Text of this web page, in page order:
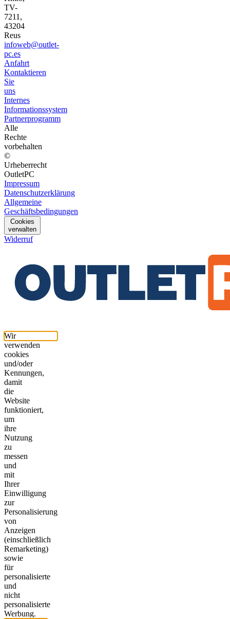
TV-
7211,
43204
Reus
infoweb@outlet-
pc.es
Anfahrt
Kontaktieren
Sie
uns
Internes
Informationssystem
Partnerprogramm
Alle
Rechte
vorbehalten
©
Urheberrecht
OutletPC
Impressum
Datenschutzerklärung
Allgemeine
Geschäftsbedingungen
Cookies
verwalten
Widerruf
Wir
verwenden
cookies
und/oder
Kennungen,
damit
die
Website
funktioniert,
um
ihre
Nutzung
zu
messen
und
mit
Ihrer
Einwilligung
zur
Personalisierung
von
Anzeigen
(einschließlich
Remarketing)
sowie
für
personalisierte
und
nicht
personalisierte
Werbung.